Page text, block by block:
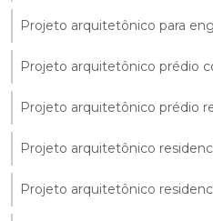
Projeto arquitetônico para
Projeto arquitetônico prédio
Projeto arquitetônico prédio
Projeto arquitetônico
Projeto arquitetônico